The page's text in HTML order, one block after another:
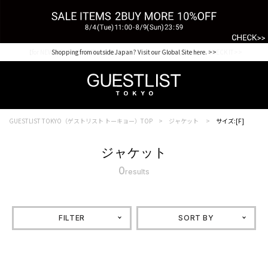
Shopping from outside Japan? Visit our Global Site here. >>
【for NEW MEMBER】新規会員様1000Point Present Campaign CHECK IT>>
GUESTLIST TOKYO（ゲストリスト トーキョー）TOP ジャケット サイズ:[F]
ジャケット
0results
FILTER SORT BY